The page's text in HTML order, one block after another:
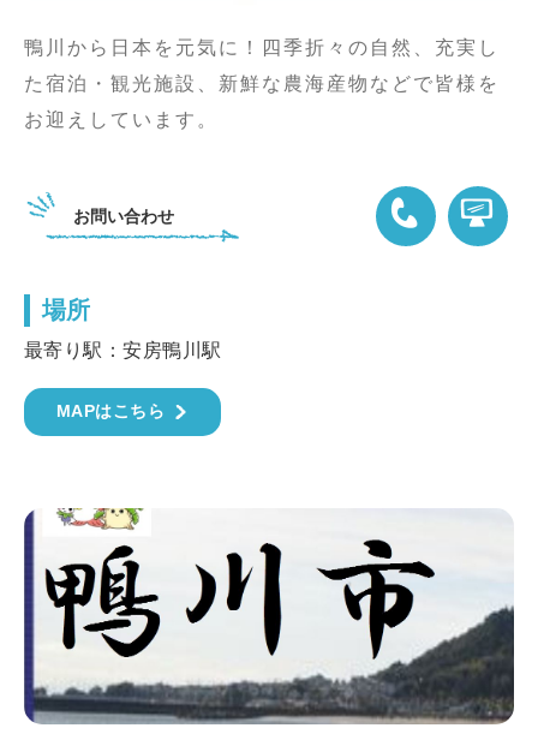
鴨川から日本を元気に！四季折々の自然、充実し
た宿泊・観光施設、新鮮な農海産物などで皆様を
お迎えしています。
お問い合わせ
場所
最寄り駅：安房鴨川駅
MAPはこちら